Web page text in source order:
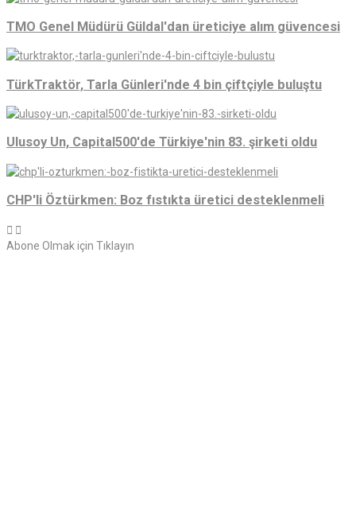
TMO Genel Müdürü Güldal'dan üreticiye alım güvencesi
TürkTraktör, Tarla Günleri'nde 4 bin çiftçiyle buluştu
Ulusoy Un, Capital500'de Türkiye'nin 83. şirketi oldu
CHP'li Öztürkmen: Boz fıstıkta üretici desteklenmeli
Abone Olmak için Tıklayın